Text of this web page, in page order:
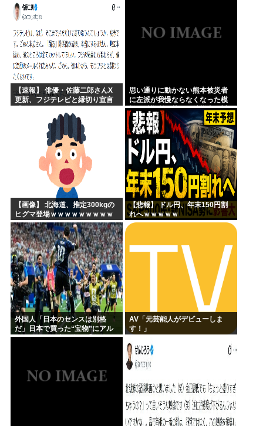
【速報】 俳優・佐藤二郎さんX
更新、フジテレビと縁切り宣言
ほしい、僕は心から、もうフジ
とは関わりたくないです」
思い通りに動かない熊本被災者
に左派が我慢ならなくなった模
様、避難所で苦しむ被災者に対
して……
【画像】 北海道、推定300kgの
ヒグマ登場ｗｗｗｗｗｗｗｗｗ
ｗｗｗｗｗｗｗｗｗｗｗ
【悲報】 ドル円、年末150円割
れへｗｗｗｗｗ
外国人「日本のセンスは別格
だ」日本で買った“宝物”にアル
ゼンチン人が大興奮！【海外の
AV「元芸能人がデビューしま
す！」